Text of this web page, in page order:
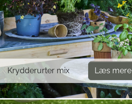
Krydderurter mix Læs mere